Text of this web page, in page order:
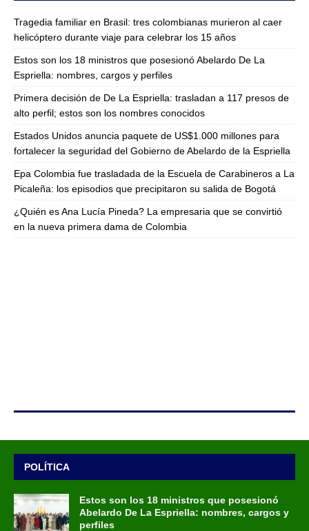
Tragedia familiar en Brasil: tres colombianas murieron al caer
helicóptero durante viaje para celebrar los 15 años
Estos son los 18 ministros que posesionó Abelardo De La
Espriella: nombres, cargos y perfiles
Primera decisión de De La Espriella: trasladan a 117 presos de
alto perfil; estos son los nombres conocidos
Estados Unidos anuncia paquete de US$1.000 millones para
fortalecer la seguridad del Gobierno de Abelardo de la Espriella
Epa Colombia fue trasladada de la Escuela de Carabineros a La
Picaleña: los episodios que precipitaron su salida de Bogotá
¿Quién es Ana Lucía Pineda? La empresaria que se convirtió
en la nueva primera dama de Colombia
POLÍTICA
Estos son los 18 ministros que posesionó
Abelardo De La Espriella: nombres, cargos y
perfiles